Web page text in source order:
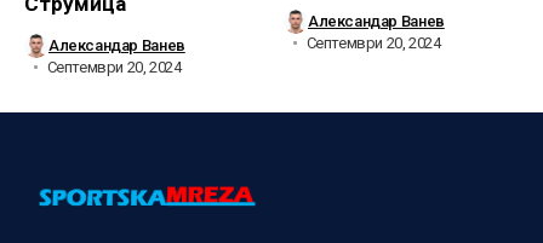
Александар Ванев
Септември 20, 2024
Александар Ванев
Септември 20, 2024